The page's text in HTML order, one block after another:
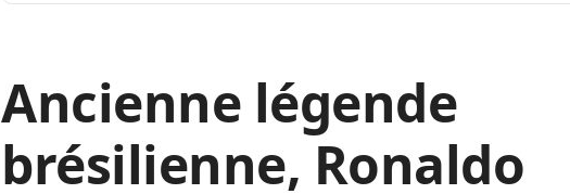
Ancienne légende
brésilienne, Ronaldo